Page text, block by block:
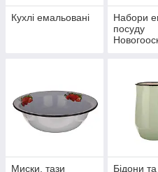
Кухлі емальовані
Набори
посуду
Миски, тази
Бідони